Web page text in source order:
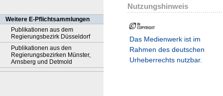
Weitere E-Pflichtsammlungen
Publikationen aus dem
Regierungsbezirk Düsseldorf
Publikationen aus den
Regierungsbezirken Münster,
Arnsberg und Detmold
Nutzungshinweis
Das Medienwerk ist im
Rahmen des deutschen
Urheberrechts nutzbar.